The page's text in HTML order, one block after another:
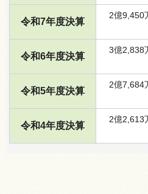
令和7年度決算
2億9,450
令和6年度決算
3億2,838
令和5年度決算
2億7,684
令和4年度決算
2億2,613